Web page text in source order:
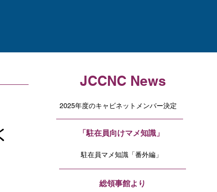
JCCNC News
2025年度のキャビネットメンバー決定
「駐在員向けマメ知識」
駐在員マメ知識「番外編」
​総領事館より